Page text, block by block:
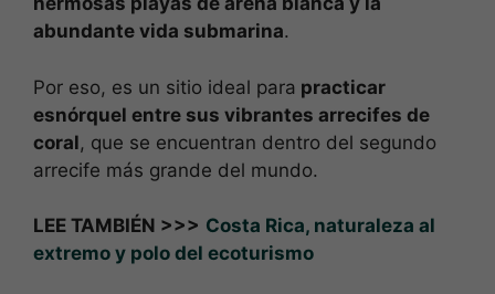
abundante vida submarina.
Por eso, es un sitio ideal para practicar
esnórquel entre sus vibrantes arrecifes de
coral, que se encuentran dentro del segundo
arrecife más grande del mundo.
LEE TAMBIÉN >>> Costa Rica, naturaleza al
extremo y polo del ecoturismo